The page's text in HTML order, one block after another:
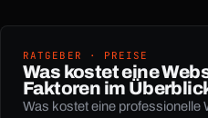
RATGEBER · PREISE
Was kostet eine
Faktoren im
Was kostet eine professionelle